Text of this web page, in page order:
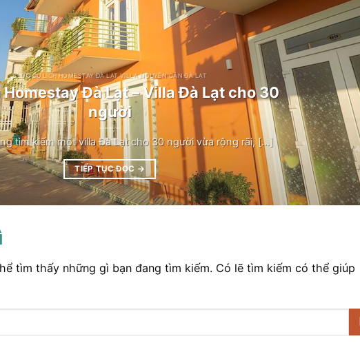
BLOG DU LỊCH HOMESTAY ĐÀ LẠT VILLA NGUYÊN CĂN ĐÀ LẠT
Homestay Đà Lạt – Villa Đà Lạt cho 30
người
tìm kiếm một villa Đà Lạt cho 30 người vừa rộng rãi, [...]
TIẾP TỤC ĐỌC →
tìm thấy những gì bạn đang tìm kiếm. Có lẽ tìm kiếm có thể giúp